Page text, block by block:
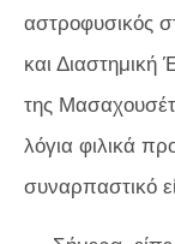
αστροφυσικός
και Διαστημική
της
λόγια φιλικά
συναρπαστικό